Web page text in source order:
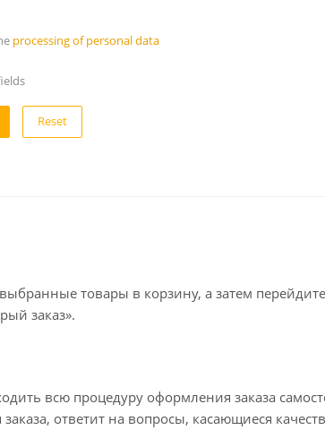
processing of personal data
Reset
товары в корзину, а затем
заказ».
всю процедуру оформления заказа
ответит на вопросы, касающиеся